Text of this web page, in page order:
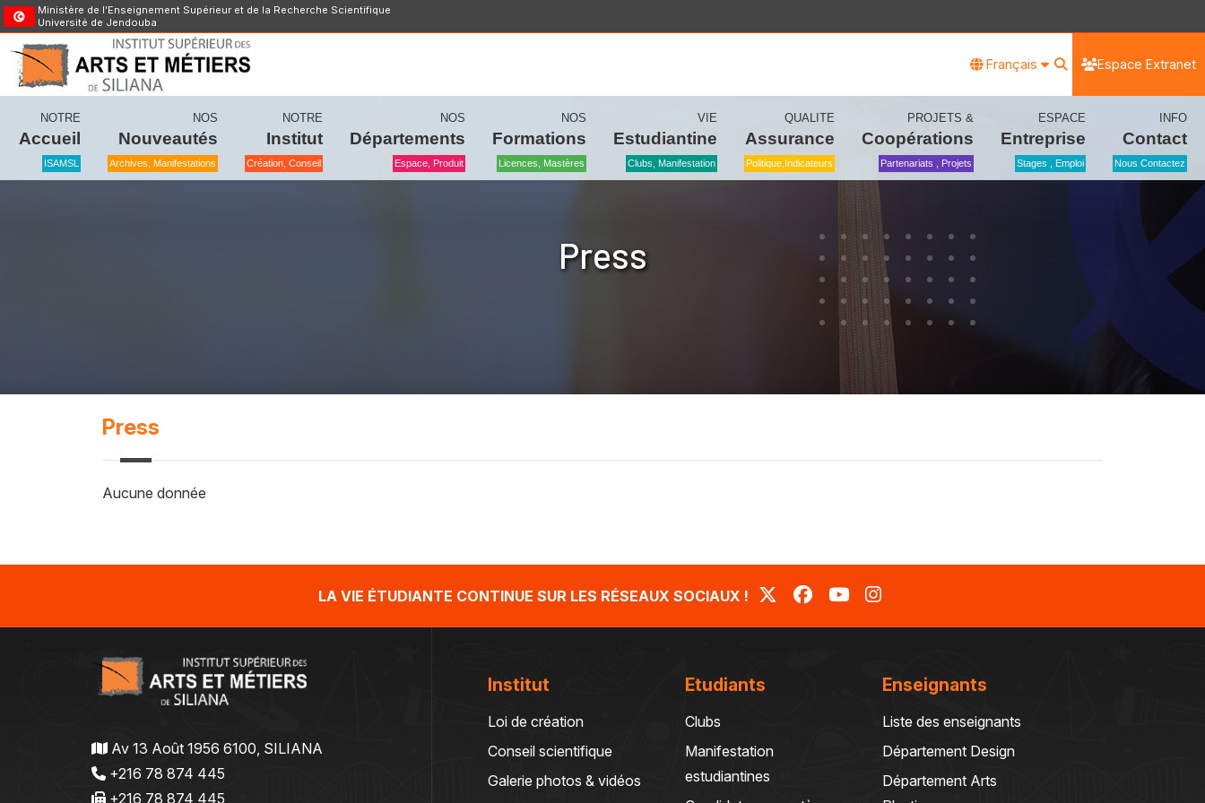
Ministère de l’Enseignement Supérieur et de la Recherche Scientifique
Université de Jendouba
Français Espace Extranet
NOTRE
Accueil
ISAMSL
NOS
Nouveautés
Archives, Manifestations
NOTRE
Institut
Création, Conseil
NOS
Départements
Espace, Produit
NOS
Formations
Licences, Mastères
VIE
Estudiantine
Clubs, Manifestation
QUALITE
Assurance
Politique,indicateurs
PROJETS &
Coopérations
Partenariats , Projets
ESPACE
Entreprise
Stages , Emploi
INFO
Contact
Nous Contactez
Press
Press
Aucune donnée
LA VIE ÉTUDIANTE CONTINUE SUR LES RÉSEAUX SOCIAUX !
Av 13 Août 1956 6100, SILIANA
+216 78 874 445
+216 78 874 445
Institut
Loi de création
Conseil scientifique
Galerie photos & vidéos
Etudiants
Clubs
Manifestation
estudiantines
Enseignants
Liste des enseignants
Département Design
Département Arts